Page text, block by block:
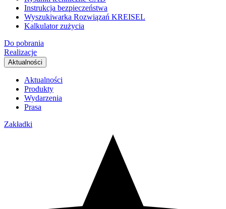
Instrukcja bezpieczeństwa
Wyszukiwarka Rozwiązań KREISEL
Kalkulator zużycia
Do pobrania
Realizacje
Aktualności
Aktualności
Produkty
Wydarzenia
Prasa
Zakładki